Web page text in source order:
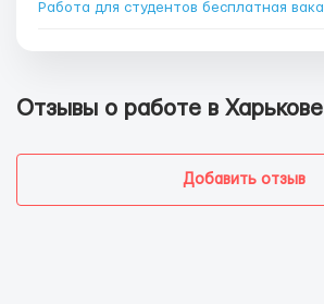
Отзывы о работе в Харькове
Добавить отзыв